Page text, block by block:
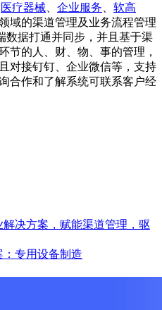
医疗器械 企业服务
软高
域的渠道管理及业务流程管理
数据打通并同步，并且基于渠
节的人、财、物、事的管理，
对接钉钉、企业微信等，支持
合作和了解系统可联系客户经
决方案，赋能渠道管理，驱
：专用设备制造